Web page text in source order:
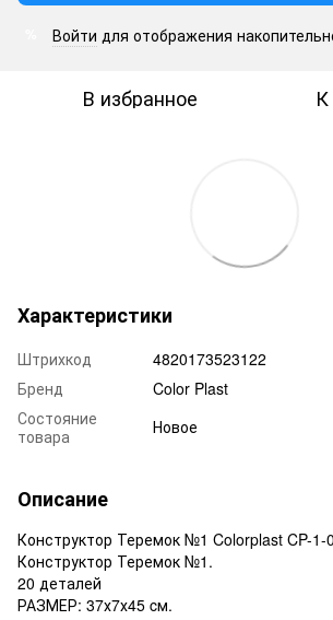
Войти для отображения
В избранное
Характеристики
Штрихкод
4820173523122
Бренд
Color Plast
Состояние
товара
Новое
Описание
Конструктор Теремок №1 Colorplast CP-1-
Конструктор Теремок №1.
20 деталей
РАЗМЕР: 37х7х45 cм.